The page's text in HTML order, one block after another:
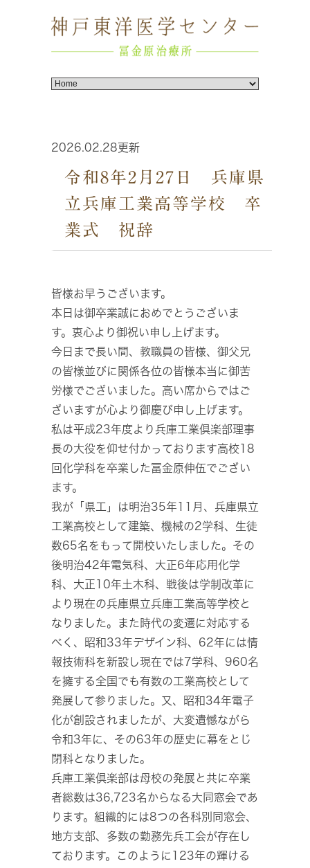
2026.02.28更新
令和8年2月27日 兵庫県
立兵庫工業高等学校 卒
業式 祝辞
皆様お早うございます。
本日は御卒業誠におめでとうございま
す。衷心より御祝い申し上げます。
今日まで長い間、教職員の皆様、御父兄
の皆様並びに関係各位の皆様本当に御苦
労様でございました。高い席からではご
ざいますが心より御慶び申し上げます。
私は平成23年度より兵庫工業倶楽部理事
長の大役を仰せ付かっております高校18
回化学科を卒業した冨金原伸伍でござい
ます。
我が「県工」は明治35年11月、兵庫県立
工業高校として建築、機械の2学科、生徒
数65名をもって開校いたしました。その
後明治42年電気科、大正6年応用化学
科、大正10年土木科、戦後は学制改革に
より現在の兵庫県立兵庫工業高等学校と
なりました。また時代の変遷に対応する
べく、昭和33年デザイン科、62年には情
報技術科を新設し現在では7学科、960名
を擁する全国でも有数の工業高校として
発展して参りました。又、昭和34年電子
化が創設されましたが、大変遺憾ながら
令和3年に、その63年の歴史に幕をとじ
閉科となりました。
兵庫工業倶楽部は母校の発展と共に卒業
者総数は36,723名からなる大同窓会であ
ります。組織的には8つの各科別同窓会、
地方支部、多数の勤務先兵工会が存在し
ております。このように123年の輝ける